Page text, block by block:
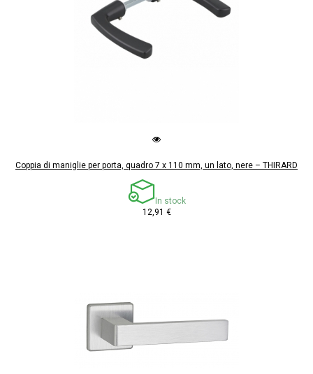
Coppia di maniglie per porta, quadro 7 x 110 mm, un lato, nere – THIRARD
In stock
12,91 €